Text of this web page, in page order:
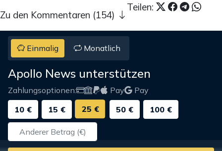
Teilen:
Zu den Kommentaren (154)
Einmalig Monatlich
Apollo News unterstützen
Zahlungsoptionen: Pay
Pay
10 €
15 € 25 € 50 € 100 €